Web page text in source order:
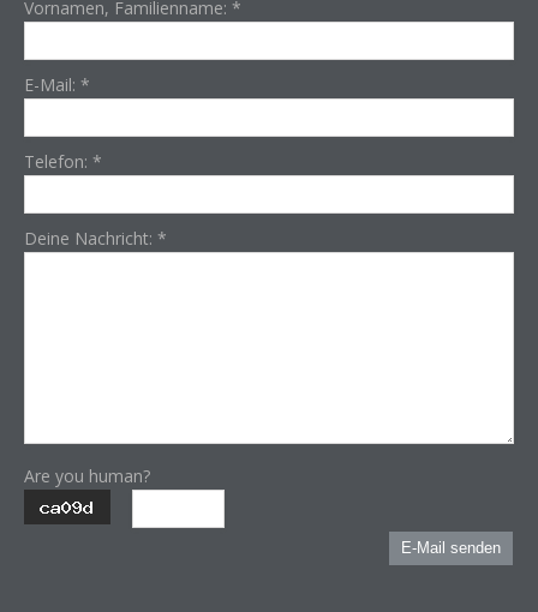
Vornamen, Familienname: *
E-Mail: *
Telefon: *
Deine Nachricht: *
Are you human?
E-Mail senden